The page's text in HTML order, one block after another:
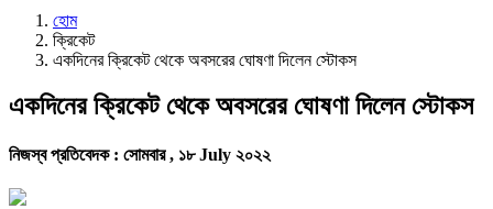
হোম
ক্রিকেট
একদিনের ক্রিকেট থেকে অবসরের ঘোষণা দিলেন স্টোকস
একদিনের ক্রিকেট থেকে অবসরের ঘোষণা দিলেন স্টোকস
নিজস্ব প্রতিবেদক : সোমবার , ১৮ July ২০২২